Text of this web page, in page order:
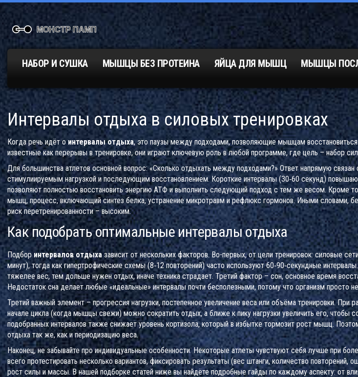
НАБОР И СУШКА МЫШЦЫ БЕЗ ПРОТЕИНА ЯЙЦА ДЛЯ МЫШЦ МЫШЦЫ
Интервалы отдыха в силовых тренировках
Когда речь идёт оинтервалы отдыха,это паузы между подходами, позволяющие мышцам
известные как перерывы в тренировке, они играют ключевую роль в любой программе, где цель – набор
Для большинства атлетов основной вопрос: «Сколько отдыхать между подходами?» Ответ напрямую
стимулиируемым нагрузкой и последующим восстановлением. Короткие интервалы (30‑60 секунд)
позволяют полностью восстановить энергию АТФ и выполнить следующий подход с тем же весом. Кроме
мышц,процесс, включающий синтез белка, устранение микротравм и рефлюкс гормонов. Иными словами,
риск перетренированности – высоким.
Как подобрать оптимальные интервалы отдыха
Подбор интервалов отдыхазависит от нескольких факторов. Во-первых, от цели тренировок: силовые
минут), тогда как гипертрофические схемы (8‑12 повторений) часто используют 60‑90‑секундные
тяжелее вес, тем дольше нужен отдых, иначе техника страдает. Третий фактор –сон, основное время
Недостаток сна делает любые «идеальные» интервалы почти бесполезными, потому что организм просто
Третий важный элемент –прогрессия нагрузки, постепенное увеличение веса или объёма тренировки. При
начале цикла (когда мышцы свежи) можно сократить отдых, а ближе к пику нагрузки увеличить его, чтобы
подобранных интервалов также снижает уровень кортизола, который в избытке тормозит рост мышц.
отдыха так же, как и периодизацию веса.
Наконец, не забывайте про индивидуальные особенности. Некоторые атлеты чувствуют себя лучше при
всего протестировать несколько вариантов, фиксировать результаты (вес штанги, количество
рост силы и массы. В нашей подборке статей ниже вы найдёте подробные гайды по каждому аспекту: от